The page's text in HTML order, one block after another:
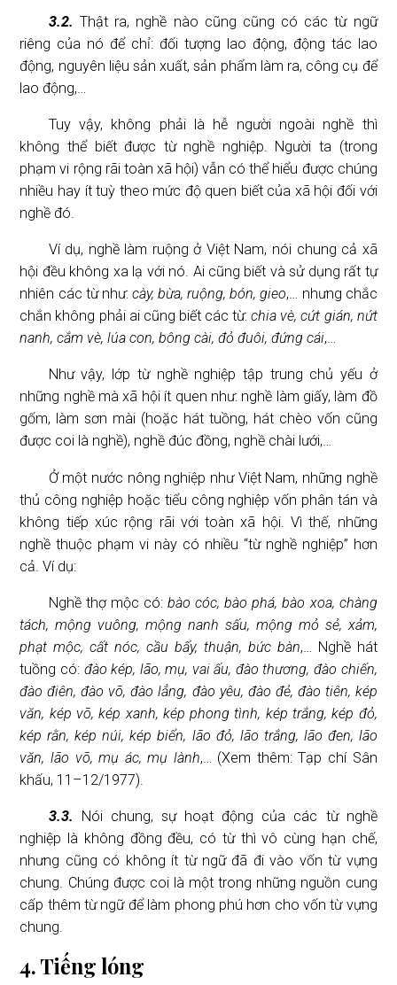
3.2. Thật ra, nghề nào cũng cũng có các từ ngữ
riêng của nó để chỉ: đối tượng lao động, động tác lao
động, nguyên liệu sản xuất, sản phẩm làm ra, công cụ để
lao động,…
Tuy vậy, không phải là hễ người ngoài nghề thì
không thể biết được từ nghề nghiệp. Người ta (trong
phạm vi rộng rãi toàn xã hội) vẫn có thể hiểu được chúng
nhiều hay ít tuỳ theo mức độ quen biết của xã hội đối với
nghề đó.
Ví dụ, nghề làm ruộng ở Việt Nam, nói chung cả xã
hội đều không xa lạ với nó. Ai cũng biết và sử dụng rất tự
nhiên các từ như: cày, bừa, ruộng, bón, gieo,… nhưng chắc
chắn không phải ai cũng biết các từ:chia vè, cứt gián, nứt
nanh, cắm vè, lúa con, bông cài, đỏ đuôi, đứng cái,…
Như vậy, lớp từ nghề nghiệp tập trung chủ yếu ở
những nghề mà xã hội ít quen như: nghề làm giấy, làm đồ
gốm, làm sơn mài (hoặc hát tuồng, hát chèo vốn cũng
được coi là nghề), nghề đúc đồng, nghề chài lưới,…
Ở một nước nông nghiệp như Việt Nam, những nghề
thủ công nghiệp hoặc tiểu công nghiệp vốn phân tán và
không tiếp xúc rộng rãi với toàn xã hội. Vì thế, những
nghề thuộc phạm vi này có nhiều “từ nghề nghiệp” hơn
cả. Ví dụ:
Nghề thợ mộc có:bào cóc, bào phá, bào xoa, chàng
tách, mộng vuông, mộng nanh sấu, mộng mỏ sẻ, xảm,
phạt mộc, cất nóc, cầu bẩy, thuận, bức bàn,… Nghề hát
tuồng có: đào kép, lão, mụ, vai ấu, đào thương, đào chiến,
đào điên, đào võ, đào lẳng, đào yêu, đào đẻ, đào tiên, kép
văn, kép võ, kép xanh, kép phong tình, kép trắng, kép đỏ,
kép rằn, kép núi, kép biển, lão đỏ, lão trắng, lão đen, lão
văn, lão võ, mụ ác, mụ lành,… (Xem thêm: Tạp chí Sân
khấu, 11–12/1977).
3.3. Nói chung, sự hoạt động của các từ nghề
nghiệp là không đồng đều, có từ thì vô cùng hạn chế,
nhưng cũng có không ít từ ngữ đã đi vào vốn từ vựng
chung. Chúng được coi là một trong những nguồn cung
cấp thêm từ ngữ để làm phong phú hơn cho vốn từ vựng
chung.
4. Tiếng lóng